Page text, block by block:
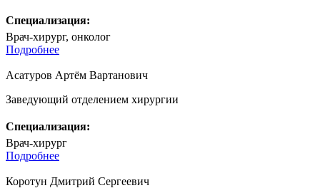
Специализация:
Врач-хирург, онколог
Подробнее
Асатуров Артём Вартанович
Заведующий отделением хирургии
Специализация:
Врач-хирург
Подробнее
Коротун Дмитрий Сергеевич